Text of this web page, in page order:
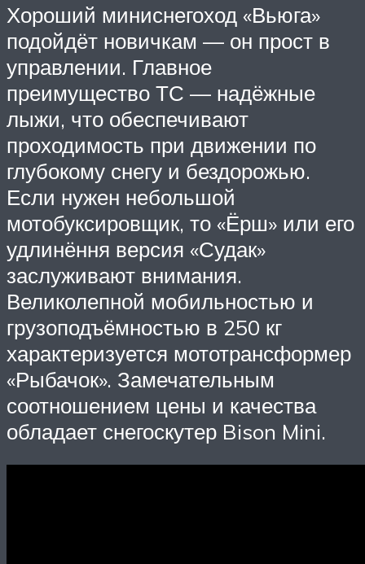
Хороший миниснегоход «Вьюга»
подойдёт новичкам — он прост в
управлении. Главное
преимущество ТС — надёжные
лыжи, что обеспечивают
проходимость при движении по
глубокому снегу и бездорожью.
Если нужен небольшой
мотобуксировщик, то «Ёрш» или его
удлинёння версия «Судак»
заслуживают внимания.
Великолепной мобильностью и
грузоподъёмностью в 250 кг
характеризуется мототрансформер
«Рыбачок». Замечательным
соотношением цены и качества
обладает снегоскутер Bison Mini.